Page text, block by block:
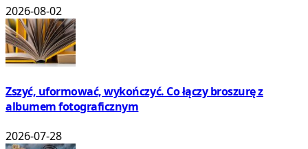
2026-08-02
Zszyć, uformować, wykończyć. Co łączy broszurę z
albumem fotograficznym
2026-07-28